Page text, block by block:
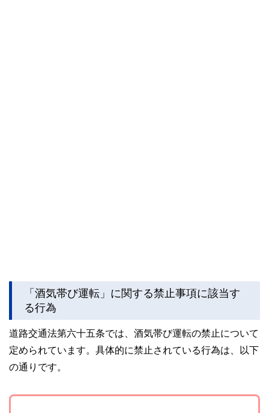
「酒気帯び運転」に関する禁止事項に該当す
る行為
道路交通法第六十五条では、酒気帯び運転の禁止について
定められています。具体的に禁止されている行為は、以下
の通りです。